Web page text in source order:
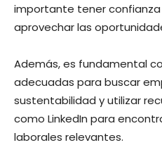
importante tener
aprovechar las
Además, es fundamental
adecuadas para buscar
sustentabilidad y utilizar
como LinkedIn para
laborales relevantes.